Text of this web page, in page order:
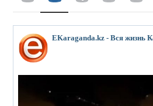
EKaraganda.kz - Вся жизнь